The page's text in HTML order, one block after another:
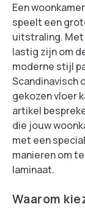
Een
speelt een
uitstraling. Met
lastig zijn om
moderne stijl
Scandinavisch
gekozen vloer
artikel
die jouw
met een
manieren om
laminaat.
Waarom